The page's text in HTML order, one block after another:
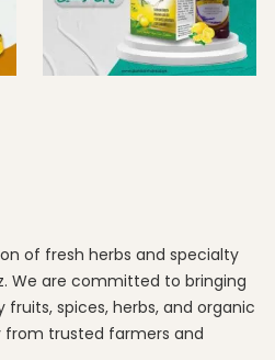
of fresh herbs and specialty
We are committed to bringing
spices, herbs, and organic
trusted farmers and